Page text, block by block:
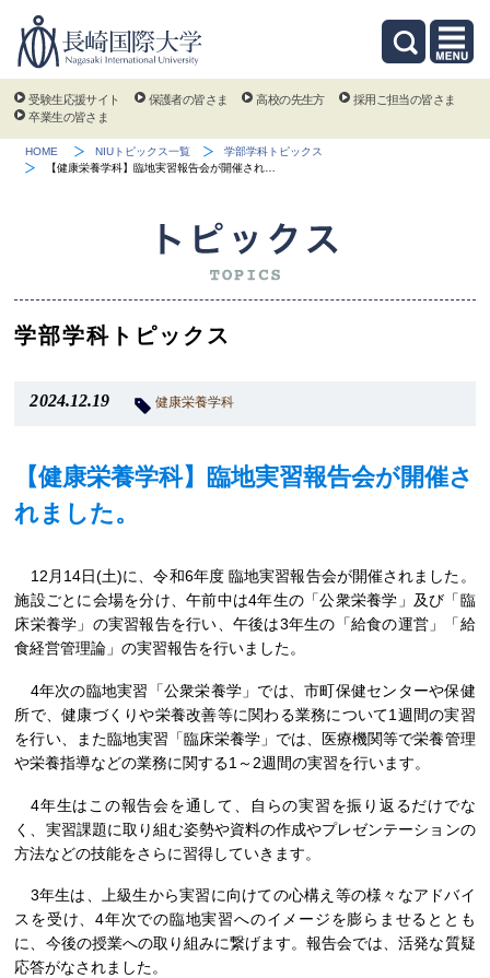
受験生応援サイト 保護者の皆さま 高校の先生方
採用ご担当の皆さま
卒業生の皆さま
HOME NIUトピックス一覧
学部学科トピックス
【健康栄養学科】臨地実習報告会が開催され…
学部学科トピックス
2024.12.19 健康栄養学科
【健康栄養学科】臨地実習報告会が開催さ
れました。
12月14日(土)に、令和6年度 臨地実習報告会が開催されました。
施設ごとに会場を分け、午前中は4年生の「公衆栄養学」及び「臨
床栄養学」の実習報告を行い、午後は3年生の「給食の運営」「給
食経営管理論」の実習報告を行いました。
4年次の臨地実習「公衆栄養学」では、市町保健センターや保健
所で、健康づくりや栄養改善等に関わる業務について1週間の実習
を行い、また臨地実習「臨床栄養学」では、医療機関等で栄養管理
や栄養指導などの業務に関する1～2週間の実習を行います。
4年生はこの報告会を通して、自らの実習を振り返るだけでな
く、実習課題に取り組む姿勢や資料の作成やプレゼンテーションの
方法などの技能をさらに習得していきます。
3年生は、上級生から実習に向けての心構え等の様々なアドバイ
スを受け、4年次での臨地実習へのイメージを膨らませるととも
に、今後の授業への取り組みに繋げます。報告会では、活発な質疑
応答がなされました。